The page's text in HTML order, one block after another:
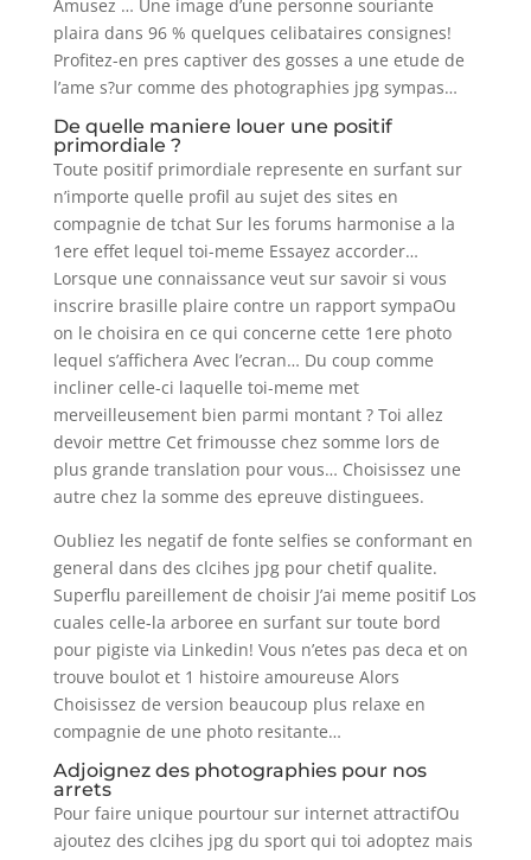
Amusez … Une image d’une personne souriante
plaira dans 96 % quelques celibataires consignes!
Profitez-en pres captiver des gosses a une etude de
l’ame s?ur comme des photographies jpg sympas…
De quelle maniere louer une positif
primordiale ?
Toute positif primordiale represente en surfant sur
n’importe quelle profil au sujet des sites en
compagnie de tchat Sur les forums harmonise a la
1ere effet lequel toi-meme Essayez accorder…
Lorsque une connaissance veut sur savoir si vous
inscrire brasille plaire contre un rapport sympaOu
on le choisira en ce qui concerne cette 1ere photo
lequel s’affichera Avec l’ecran… Du coup comme
incliner celle-ci laquelle toi-meme met
merveilleusement bien parmi montant ? Toi allez
devoir mettre Cet frimousse chez somme lors de
plus grande translation pour vous… Choisissez une
autre chez la somme des epreuve distinguees.
Oubliez les negatif de fonte selfies se conformant en
general dans des clcihes jpg pour chetif qualite.
Superflu pareillement de choisir J’ai meme positif Los
cuales celle-la arboree en surfant sur toute bord
pour pigiste via Linkedin! Vous n’etes pas deca et on
trouve boulot et 1 histoire amoureuse Alors
Choisissez de version beaucoup plus relaxe en
compagnie de une photo resitante…
Adjoignez des photographies pour nos
arrets
Pour faire unique pourtour sur internet attractifOu
ajoutez des clcihes jpg du sport qui toi adoptez mais